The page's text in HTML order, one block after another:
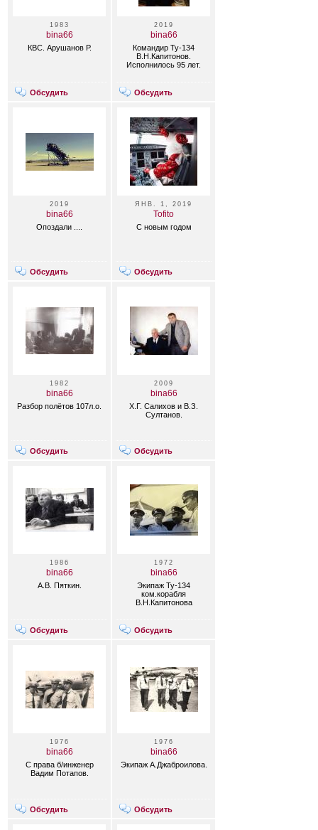
1983
bina66
КВС. Арушанов Р.
Обсудить
2019
bina66
Командир Ту-134
В.Н.Капитонов.
Исполнилось 95 лет.
Обсудить
2019
bina66
Опоздали ....
Обсудить
ЯНВ. 1, 2019
Tofito
С новым годом
Обсудить
1982
bina66
Разбор полётов 107л.о.
Обсудить
2009
bina66
Х.Г. Салихов и В.З.
Султанов.
Обсудить
1986
bina66
А.В. Пяткин.
Обсудить
1972
bina66
Экипаж Ту-134
ком.корабля
В.Н.Капитонова
Обсудить
1976
bina66
С права б/инженер
Вадим Потапов.
Обсудить
1976
bina66
Экипаж А.Джаброилова.
Обсудить